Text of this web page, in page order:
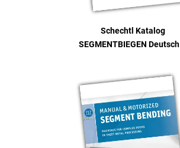
Schechtl Katalog
SEGMENTBIEGEN Deutsch